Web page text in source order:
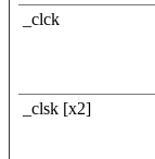
_clck
_clsk [x2]